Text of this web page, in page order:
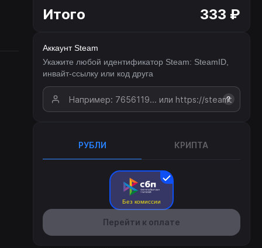
Итого 333 ₽
Аккаунт Steam
Укажите любой идентификатор Steam: SteamID,
инвайт-ссылку или код друга
?
РУБЛИ КРИПТА
Без комиссии
Перейти к оплате